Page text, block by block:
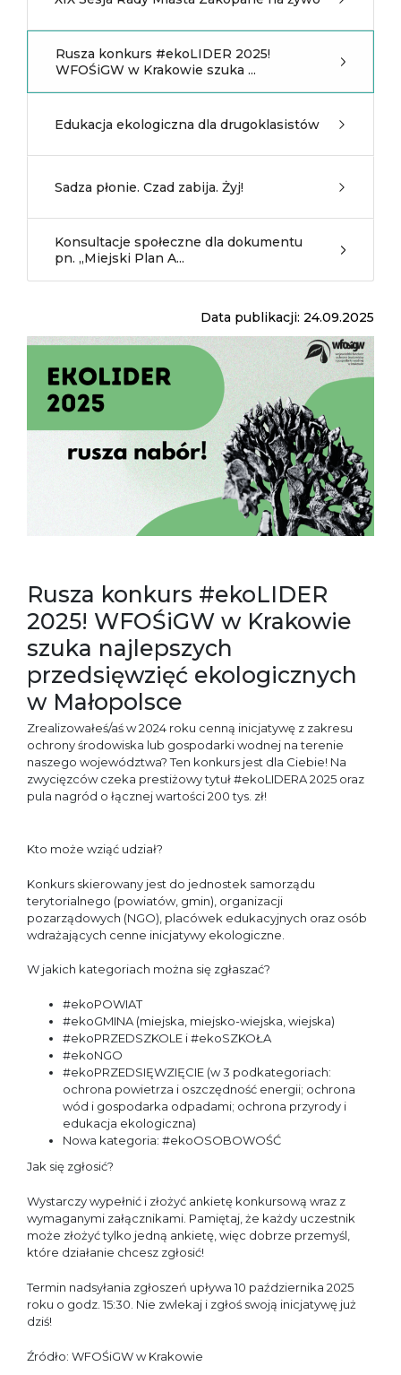
Rusza konkurs #ekoLIDER 2025!
WFOŚiGW w Krakowie szuka ...
Edukacja ekologiczna dla drugoklasistów
Sadza płonie. Czad zabija. Żyj!
Konsultacje społeczne dla dokumentu
pn. „Miejski Plan A...
Data publikacji: 24.09.2025
Rusza konkurs #ekoLIDER
2025! WFOŚiGW w Krakowie
szuka najlepszych
przedsięwzięć ekologicznych
w Małopolsce
Zrealizowałeś/aś w 2024 roku cenną inicjatywę z zakresu
ochrony środowiska lub gospodarki wodnej na terenie
naszego województwa? Ten konkurs jest dla Ciebie! Na
zwycięzców czeka prestiżowy tytuł #ekoLIDERA 2025 oraz
pula nagród o łącznej wartości 200 tys. zł!
Kto może wziąć udział?
Konkurs skierowany jest do jednostek samorządu
terytorialnego (powiatów, gmin), organizacji
pozarządowych (NGO), placówek edukacyjnych oraz osób
wdrażających cenne inicjatywy ekologiczne.
W jakich kategoriach można się zgłaszać?
#ekoPOWIAT
#ekoGMINA (miejska, miejsko-wiejska, wiejska)
#ekoPRZEDSZKOLE i #ekoSZKOŁA
#ekoNGO
#ekoPRZEDSIĘWZIĘCIE (w 3 podkategoriach:
ochrona powietrza i oszczędność energii; ochrona
wód i gospodarka odpadami; ochrona przyrody i
edukacja ekologiczna)
Nowa kategoria: #ekoOSOBOWOŚĆ
Jak się zgłosić?
Wystarczy wypełnić i złożyć ankietę konkursową wraz z
wymaganymi załącznikami. Pamiętaj, że każdy uczestnik
może złożyć tylko jedną ankietę, więc dobrze przemyśl,
które działanie chcesz zgłosić!
Termin nadsyłania zgłoszeń upływa 10 października 2025
roku o godz. 15:30. Nie zwlekaj i zgłoś swoją inicjatywę już
dziś!
Źródło: WFOŚiGW w Krakowie